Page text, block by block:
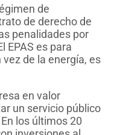
de
de derecho de
penalidades por
EPAS es para
de la energía, es
en valor
un servicio público
los últimos 20